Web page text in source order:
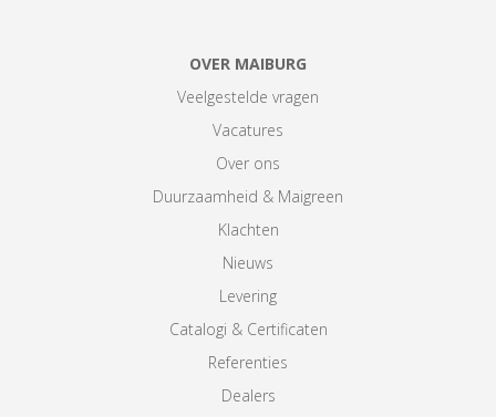
OVER MAIBURG
Veelgestelde vragen
Vacatures
Over ons
Duurzaamheid & Maigreen
Klachten
Nieuws
Levering
Catalogi & Certificaten
Referenties
Dealers